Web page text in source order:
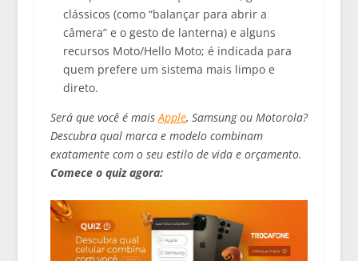
clássicos (como “balançar para abrir a
câmera” e o gesto de lanterna) e alguns
recursos Moto/Hello Moto; é indicada para
quem prefere um sistema mais limpo e
direto.
Será que você é maisApple, Samsung ou Motorola?
Descubra qual marca e modelo combinam
exatamente com o seu estilo de vida e orçamento.
Comece o quiz agora: